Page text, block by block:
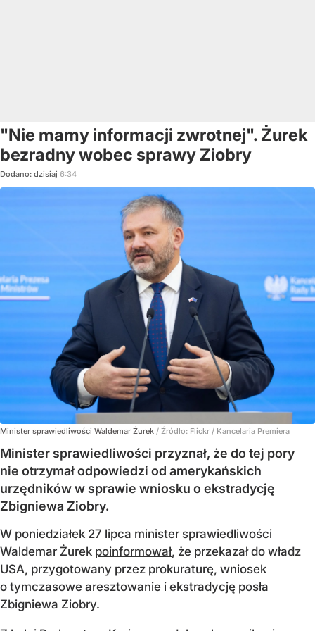
"Nie mamy informacji zwrotnej". Żurek
bezradny wobec sprawy Ziobry
Dodano: dzisiaj 6:34
Minister sprawiedliwości Waldemar Żurek / Źródło: Flickr / Kancelaria Premiera
Minister sprawiedliwości przyznał, że do tej pory
nie otrzymał odpowiedzi od amerykańskich
urzędników w sprawie wniosku o ekstradycję
Zbigniewa Ziobry.
W poniedziałek 27 lipca minister sprawiedliwości
Waldemar Żurek poinformował, że przekazał do władz
USA, przygotowany przez prokuraturę, wniosek
o tymczasowe aresztowanie i ekstradycję posła
Zbigniewa Ziobry.